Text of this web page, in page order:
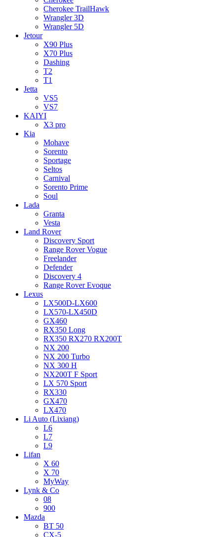
Cherokee TrailHawk
Wrangler 3D
Wrangler 5D
Jetour
X90 Plus
X70 Plus
Dashing
T2
T1
Jetta
VS5
VS7
KAIYI
X3 pro
Kia
Mohave
Sorento
Sportage
Seltos
Carnival
Sorento Prime
Soul
Lada
Granta
Vesta
Land Rover
Discovery Sport
Range Rover Vogue
Freelander
Defender
Discovery 4
Range Rover Evoque
Lexus
LX500D-LX600
LX570-LX450D
GX460
RX350 Long
RX350 RX270 RX200T
NX 200
NX 200 Turbo
NX 300 H
NX200T F Sport
LX 570 Sport
RX330
GX470
LX470
Li Auto (Lixiang)
L6
L7
L9
Lifan
X 60
X 70
MyWay
Lynk & Co
08
900
Mazda
BT 50
CX-5